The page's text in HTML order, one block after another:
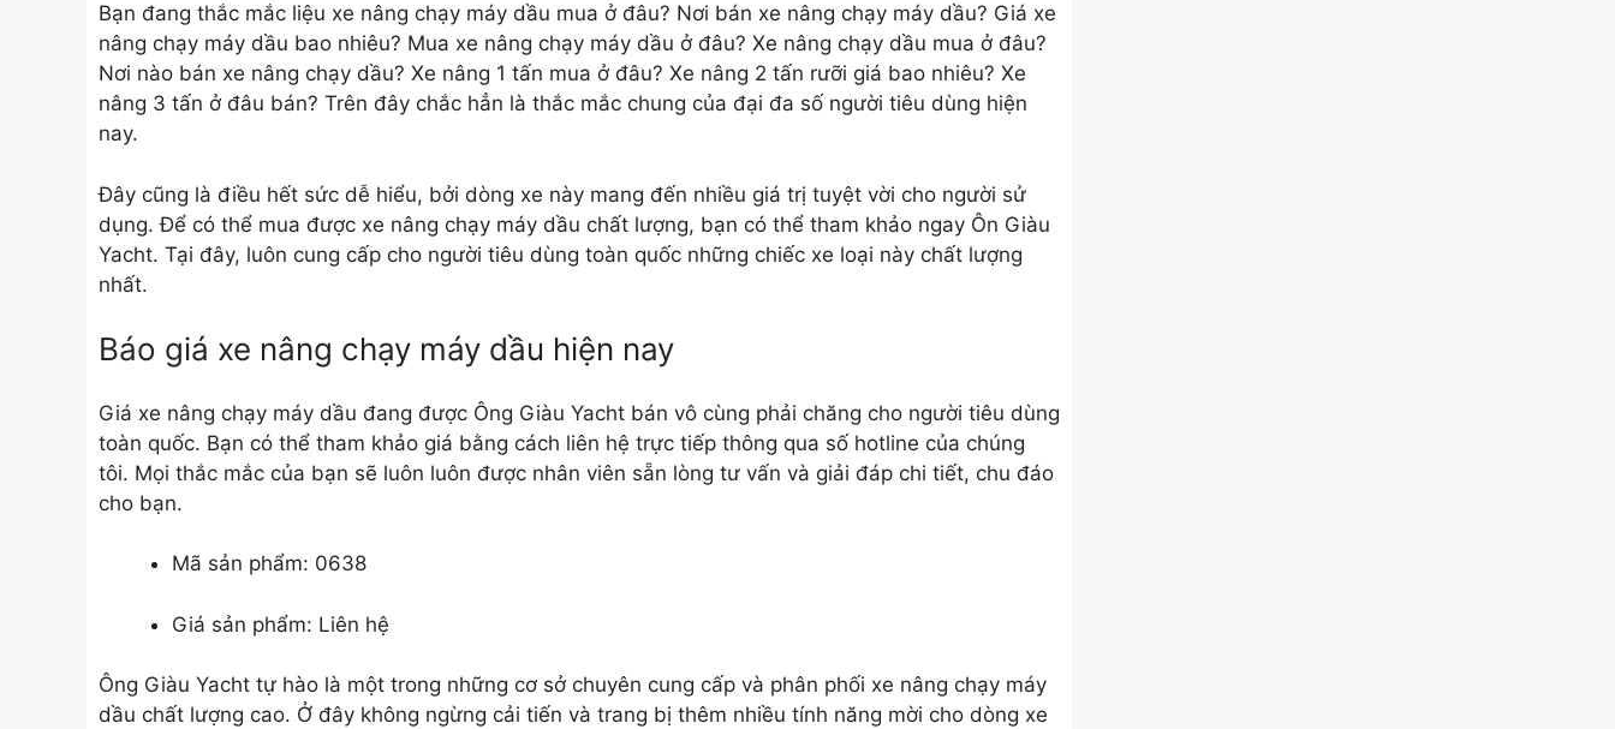
Bạn đang thắc mắc liệu xe nâng chạy máy dầu mua ở đâu? Nơi bán xe nâng chạy máy dầu? Giá xe
nâng chạy máy dầu bao nhiêu? Mua xe nâng chạy máy dầu ở đâu? Xe nâng chạy dầu mua ở đâu?
Nơi nào bán xe nâng chạy dầu? Xe nâng 1 tấn mua ở đâu? Xe nâng 2 tấn rưỡi giá bao nhiêu? Xe
nâng 3 tấn ở đâu bán? Trên đây chắc hẳn là thắc mắc chung của đại đa số người tiêu dùng hiện
nay.
Đây cũng là điều hết sức dễ hiểu, bởi dòng xe này mang đến nhiều giá trị tuyệt vời cho người sử
dụng. Để có thể mua được xe nâng chạy máy dầu chất lượng, bạn có thể tham khảo ngay Ôn Giàu
Yacht. Tại đây, luôn cung cấp cho người tiêu dùng toàn quốc những chiếc xe loại này chất lượng
nhất.
Báo giá xe nâng chạy máy dầu hiện nay
Giá xe nâng chạy máy dầu đang được Ông Giàu Yacht bán vô cùng phải chăng cho người tiêu dùng
toàn quốc. Bạn có thể tham khảo giá bằng cách liên hệ trực tiếp thông qua số hotline của chúng
tôi. Mọi thắc mắc của bạn sẽ luôn luôn được nhân viên sẵn lòng tư vấn và giải đáp chi tiết, chu đáo
cho bạn.
Mã sản phẩm: 0638
Giá sản phẩm: Liên hệ
Ông Giàu Yacht tự hào là một trong những cơ sở chuyên cung cấp và phân phối xe nâng chạy máy
dầu chất lượng cao. Ở đây không ngừng cải tiến và trang bị thêm nhiều tính năng mời cho dòng xe